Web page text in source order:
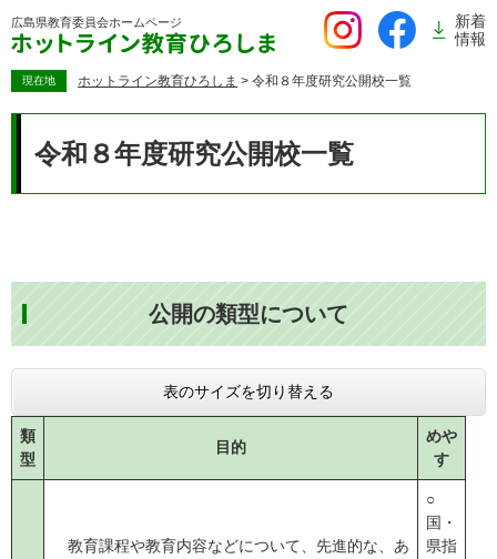
ー
広島県教育委員会ホームページ
新着
情報
現在地 ホットライン教育ひろしま > 令和８年度研究公開校一覧
令和８年度研究公開校一覧
公開の類型について
表のサイズを切り替える
類
型
目的
めや
す
教育課程や教育内容などについて、先進的な、あ
○
国・
県指